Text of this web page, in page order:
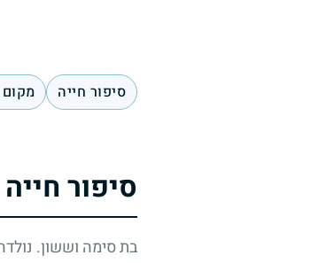
סיפור חייה
סיפור חייה
בת סימה וששון.